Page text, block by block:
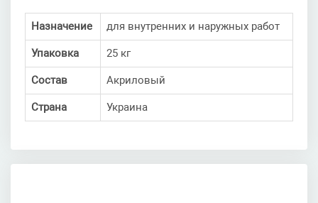
Назначение для внутренних и наружных работ
Упаковка 25 кг
Состав Акриловый
Страна Украина